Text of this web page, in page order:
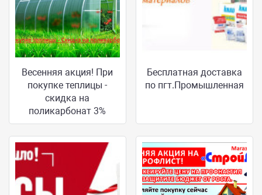
Весенняя акция! При
покупке теплицы -
скидка на
поликарбонат 3%
Бесплатная доставка
по пгт.Промышленная